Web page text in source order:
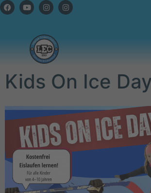
Kids On Ice Day